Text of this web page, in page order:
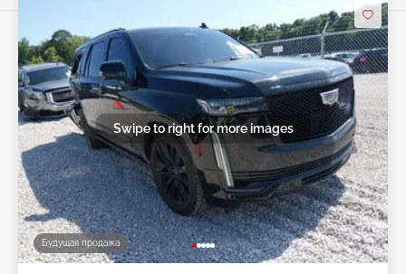
Будущая продажа
Swipe to right for more images